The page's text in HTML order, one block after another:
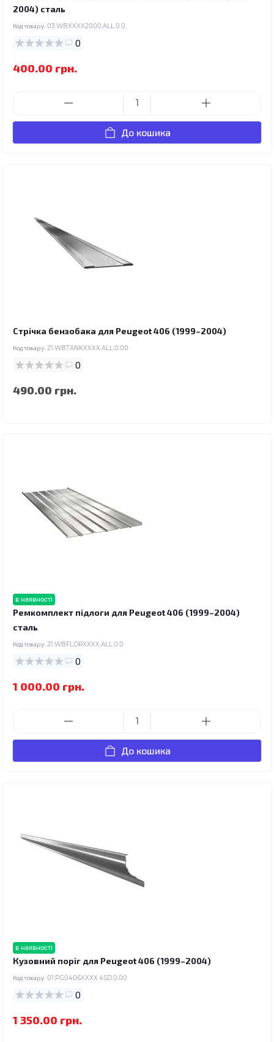
2004) сталь
Код товару: 03.WBXXXX2000.ALL.0.0
0
400.00 грн.
До кошика
Стрічка бензобака для Peugeot 406 (1999–2004)
Код товару: 21.WBTANKXXXX.ALL.0.00
0
490.00 грн.
в наявності
Ремкомплект підлоги для Peugeot 406 (1999–2004)
сталь
Код товару: 21.WBFLORXXXX.ALL.0.0
0
1 000.00 грн.
До кошика
в наявності
Кузовний поріг для Peugeot 406 (1999–2004)
Код товару: 01.PG0406XXXX.4SD.0.00
0
1 350.00 грн.